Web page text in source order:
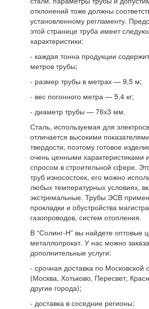
отклонений тоже должны
установленному регламенту.
этой странице труба имеет
характеристики:
- каждая тонна продукции
метров трубы;
- размер трубы в метрах — 9,5 м;
- вес погонного метра — 5,4 кг;
- диаметр трубы — 76х3 мм.
Сталь, используемая для
отличается высокими
твердости, поэтому готовое
очень ценными характеристиками
спросом в строительной сфере.
труб износостоек, его можно
любых температурных условиях,
экстремальные. Трубы ЭСВ
прокладки и обустройства
газопроводов, систем отопления.
В “Солинг-Н” вы найдете оптовые
металлопрокат. У нас можно
дополнительные услуги:
- срочная доставка по Московской
(Москва, Хотьково, Пересвет,
другие города);
- доставка в соседние регионы;